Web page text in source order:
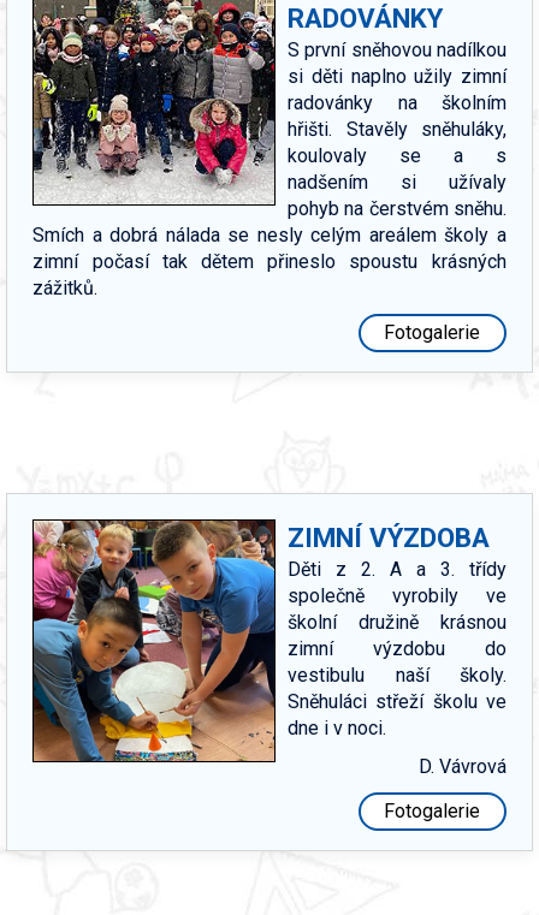
RADOVÁNKY
S první sněhovou nadílkou
si děti naplno užily zimní
radovánky na školním
hřišti. Stavěly sněhuláky,
koulovaly se a s
nadšením si užívaly
pohyb na čerstvém sněhu.
Smích a dobrá nálada se nesly celým areálem školy a
zimní počasí tak dětem přineslo spoustu krásných
zážitků.
Fotogalerie
ZIMNÍ VÝZDOBA
Děti z 2. A a 3. třídy
společně vyrobily ve
školní družině krásnou
zimní výzdobu do
vestibulu naší školy.
Sněhuláci střeží školu ve
dne i v noci.
D. Vávrová
Fotogalerie